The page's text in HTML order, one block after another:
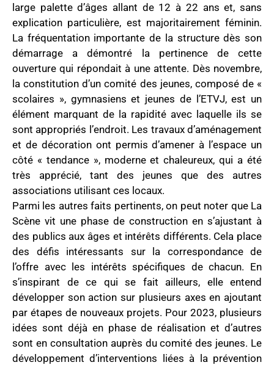
large palette d’âges allant de 12 à 22 ans et, sans
explication particulière, est majoritairement féminin.
La fréquentation importante de la structure dès son
démarrage a démontré la pertinence de cette
ouverture qui répondait à une attente. Dès novembre,
la constitution d’un comité des jeunes, composé de «
scolaires », gymnasiens et jeunes de l’ETVJ, est un
élément marquant de la rapidité avec laquelle ils se
sont appropriés l’endroit. Les travaux d’aménagement
et de décoration ont permis d’amener à l’espace un
côté « tendance », moderne et chaleureux, qui a été
très apprécié, tant des jeunes que des autres
associations utilisant ces locaux.
Parmi les autres faits pertinents, on peut noter que La
Scène vit une phase de construction en s’ajustant à
des publics aux âges et intérêts différents. Cela place
des défis intéressants sur la correspondance de
l’offre avec les intérêts spécifiques de chacun. En
s’inspirant de ce qui se fait ailleurs, elle entend
développer son action sur plusieurs axes en ajoutant
par étapes de nouveaux projets. Pour 2023, plusieurs
idées sont déjà en phase de réalisation et d’autres
sont en consultation auprès du comité des jeunes. Le
développement d’interventions liées à la prévention